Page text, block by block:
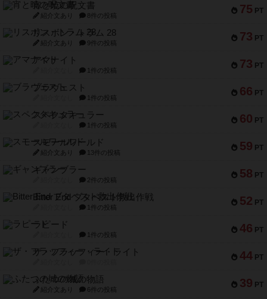
75 PT
宵と暁の呪文書
紹介文あり 8件の投稿
73 PT
リスボン・トラム 28
紹介文あり 9件の投稿
73 PT
アマナイト
1件の投稿
66 PT
ブラヴェスト
1件の投稿
60 PT
スペクタキュラー
1件の投稿
59 PT
スモールワールド
紹介文あり 13件の投稿
58 PT
ギャンブラー
2件の投稿
52 PT
Bitter End ブタペスト救出作戦
1件の投稿
46 PT
ラピード
1件の投稿
44 PT
ザ・フラッフィー・ライト
39 PT
ふたつの城の物語
紹介文あり 6件の投稿